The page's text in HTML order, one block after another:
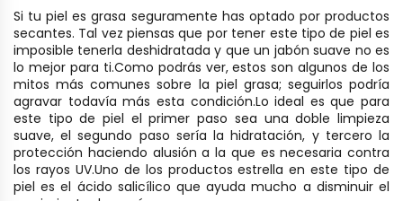
Si tu piel es grasa seguramente has optado por productos
secantes. Tal vez piensas que por tener este tipo de piel es
imposible tenerla deshidratada y que un jabón suave no es
lo mejor para ti.Como podrás ver, estos son algunos de los
mitos más comunes sobre la piel grasa; seguirlos podría
agravar todavía más esta condición.Lo ideal es que para
este tipo de piel el primer paso sea una doble limpieza
suave, el segundo paso sería la hidratación, y tercero la
protección haciendo alusión a la que es necesaria contra
los rayos UV.Uno de los productos estrella en este tipo de
piel es el ácido salicílico que ayuda mucho a disminuir el